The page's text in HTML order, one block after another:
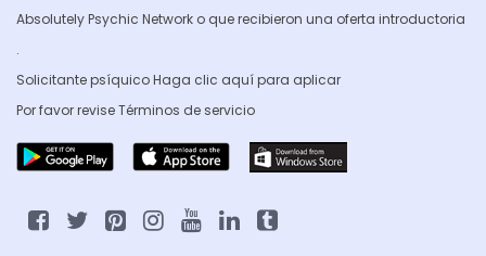
Absolutely Psychic Network o que recibieron una oferta introductoria
.
Solicitante psíquico Haga clic aquí para aplicar
Por favor reviseTérminos de servicio